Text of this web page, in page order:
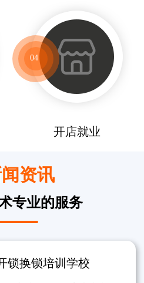
04
开店就业
资讯
专业的服务
锁换锁培训学校